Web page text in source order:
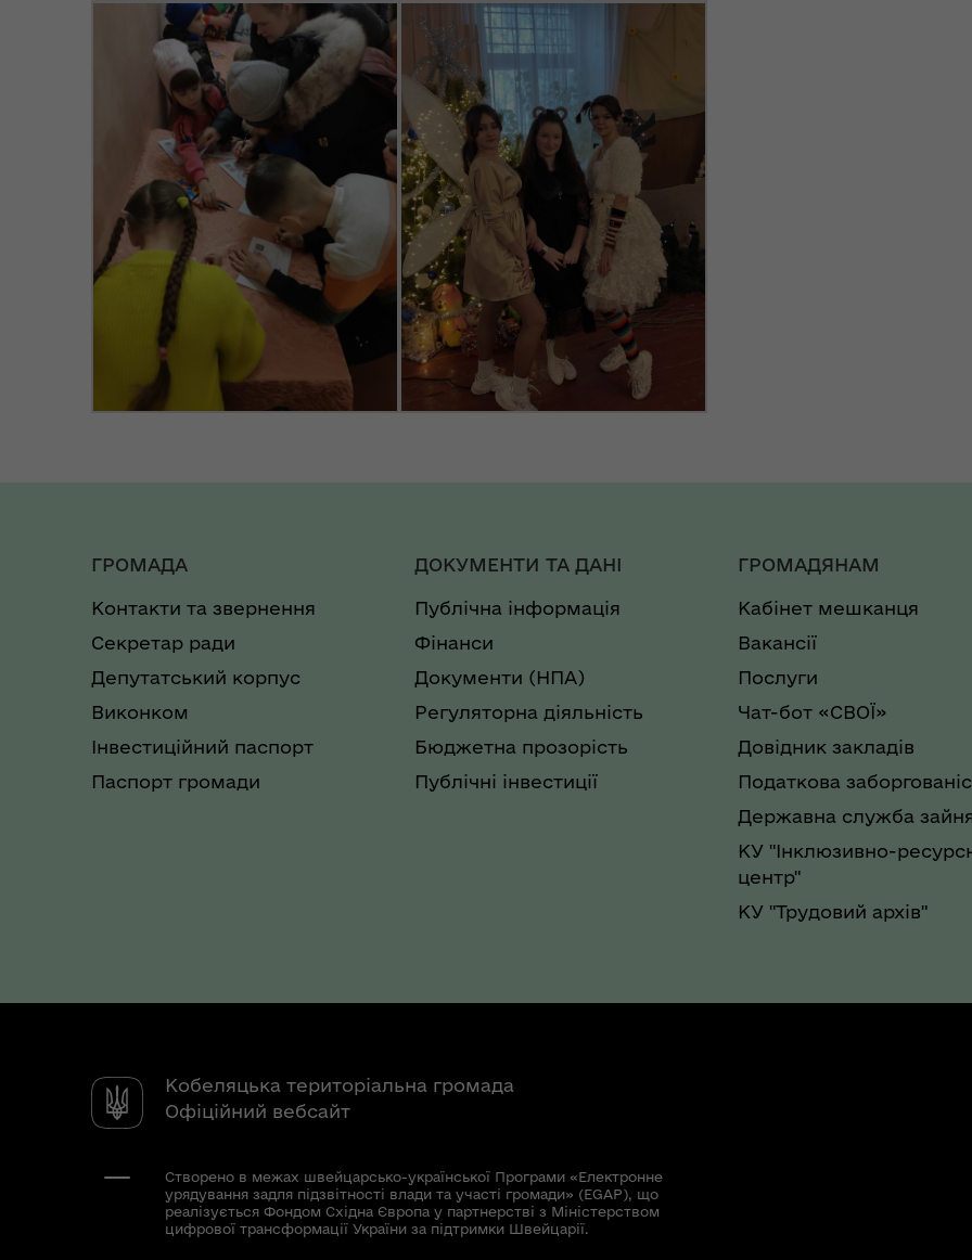
ГРОМАДА
Контакти та звернення
Секретар ради
Депутатський корпус
Виконком
Інвестиційний паспорт
Паспорт громади
ДОКУМЕНТИ ТА ДАНІ
Публічна інформація
Фінанси
Документи (НПА)
Регуляторна діяльність
Бюджетна прозорість
Публічні інвестиції
ГРОМАДЯНАМ
Кабінет мешканця
Вакансії
Послуги
Чат-бот «СВОЇ»
Довідник закладів
Податкова
Державна служба
КУ "Інклюзивно-
центр"
КУ "Трудовий архів"
Кобеляцька територіальна громада
Офіційний вебсайт
Створено в межах швейцарсько-української Програми «Електронне
урядування задля підзвітності влади та участі громади» (EGAP), що
реалізується Фондом Східна Європа у партнерстві з Міністерством
цифрової трансформації України за підтримки Швейцарії.